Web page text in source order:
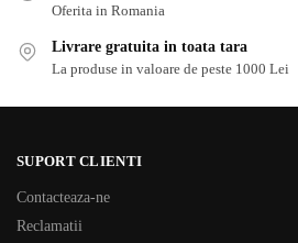
Oferita in Romania
Livrare gratuita in toata tara
La produse in valoare de peste 1000 Lei
SUPORT CLIENTI
Contacteaza-ne
Reclamatii